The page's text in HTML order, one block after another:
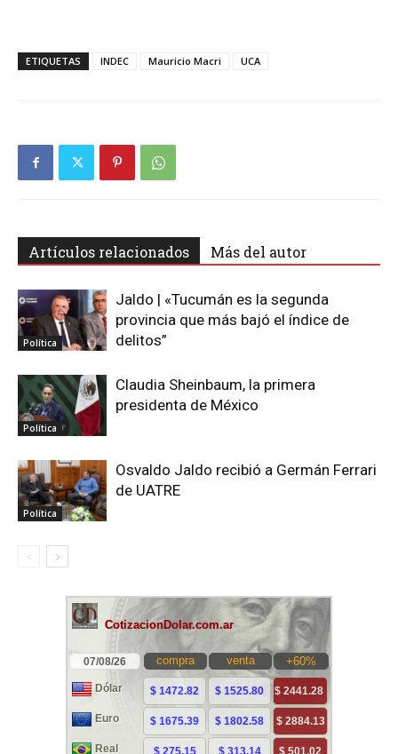
ETIQUETAS INDEC Mauricio Macri UCA
Artículos relacionados Más del autor
Política
Jaldo | «Tucumán es la segunda
provincia que más bajó el índice de
delitos”
Política
Claudia Sheinbaum, la primera
presidenta de México
Política
Osvaldo Jaldo recibió a Germán Ferrari
de UATRE